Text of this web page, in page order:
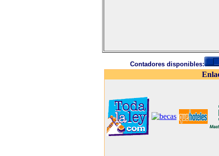
Contadores disponibles: